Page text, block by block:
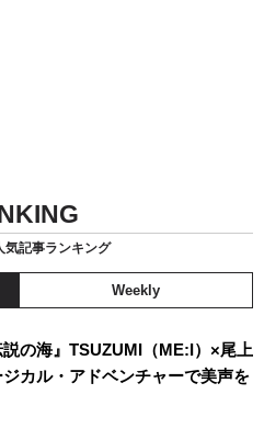
気記事ランキング
Weekly
説の海』TSUZUMI（ME:I）×尾上
カル・アドベンチャーで美声を